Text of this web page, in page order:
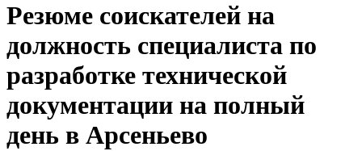
Резюме соискателей на
должность специалиста по
разработке технической
документации на полный
день в Арсеньево